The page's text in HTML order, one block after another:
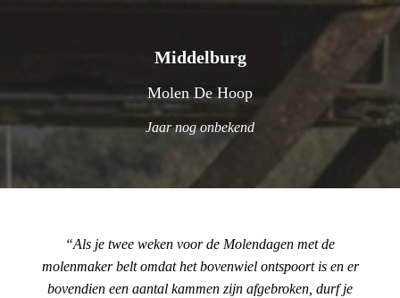
Middelburg
Molen De Hoop
Jaar nog onbekend
Als je twee weken voor de Molendagen met de
molenmaker belt omdat het bovenwiel ontspoort is en er
bovendien een aantal kammen zijn afgebroken, durf je